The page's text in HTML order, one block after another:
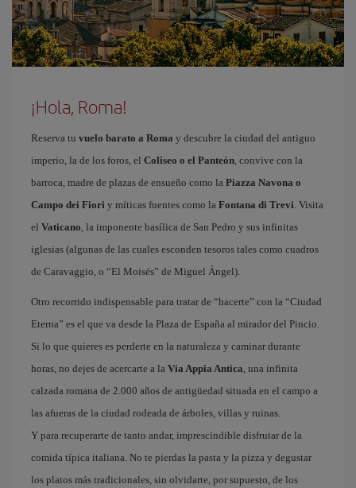
¡Hola, Roma!
Reserva tu vuelo barato a Roma y descubre la ciudad del antiguo
imperio, la de los foros, el Coliseo o el Panteón, convive con la
barroca, madre de plazas de ensueño como la Piazza Navona o
Campo dei Fiori y míticas fuentes como la Fontana di Trevi. Visita
el Vaticano, la imponente basílica de San Pedro y sus infinitas
iglesias (algunas de las cuales esconden tesoros tales como cuadros
de Caravaggio, o “El Moisés” de Miguel Ángel).
Otro recorrido indispensable para tratar de “hacerte” con la “Ciudad
Eterna” es el que va desde la Plaza de España al mirador del Pincio.
Si lo que quieres es perderte en la naturaleza y caminar durante
horas, no dejes de acercarte a la Via Appia Antica, una infinita
calzada romana de 2.000 años de antigüedad situada en el campo a
las afueras de la ciudad rodeada de árboles, villas y ruinas.
Y para recuperarte de tanto andar, imprescindible disfrutar de la
comida típica italiana. No te pierdas la pasta y la pizza y degustar
los platos más tradicionales, sin olvidarte, por supuesto, de los